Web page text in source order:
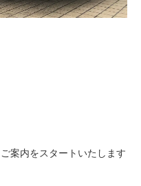
案内をスタートいたします